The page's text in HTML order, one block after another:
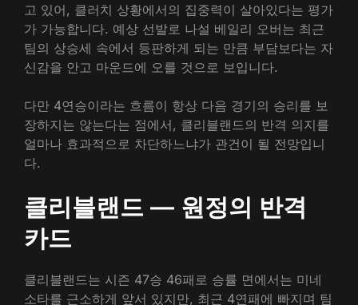
고 있어, 클러치 상황에서의 집중력이 살아있다는 평가
가 가능합니다. 예상 선발로 나설 베일리 오버는 최근
팀의 상승세 속에서 등판하게 되는 만큼 부담보다는 자
신감을 안고 마운드에 오를 것으로 보입니다.
다만 4연승이라는 흐름이 항상 다음 경기의 승리를 보
장하지는 않는다는 점에서, 클리블랜드의 반격 의지를
얼마나 효과적으로 차단하느냐가 관건이 될 전망입니
다.
클리블랜드 — 원정의 반격
카드
클리블랜드는 시즌 47승 46패로 승률 면에서는 미네
소타를 근소하게 앞서 있지만, 최근 4연패에 빠지며 팀